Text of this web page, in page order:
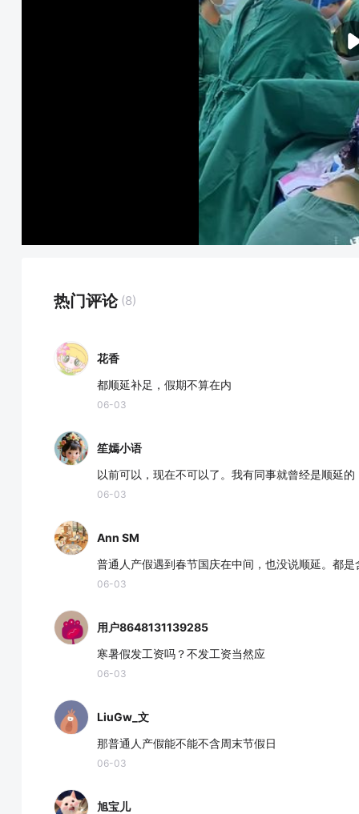
热门评论 (8)
花香
都顺延补足，假期不算在内
06-03
笙嫣小语
以前可以，现在不可以了。我有同事就曾经是顺延
06-03
Ann SM
普通人产假遇到春节国庆在中间，也没说顺延。都
06-03
用户8648131139285
寒暑假发工资吗？不发工资当然应
06-03
LiuGw_文
那普通人产假能不能不含周末节假日
06-03
旭宝儿